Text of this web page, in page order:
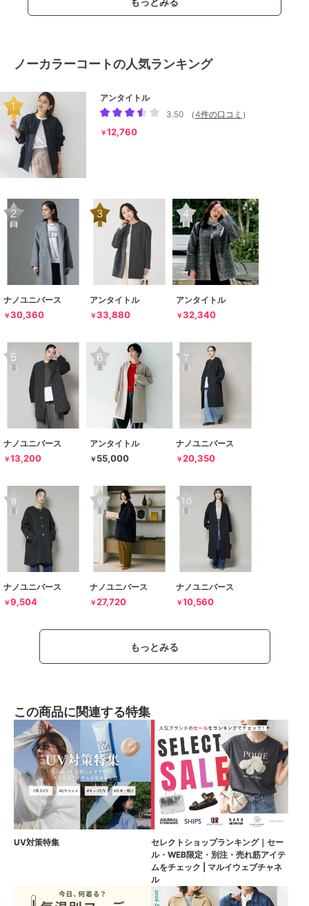
ノーカラーコートの人気ランキング
アンタイトル
3.50
（4件の口コミ ）
￥12,760
ナノユニバース
￥30,360
アンタイトル
￥33,880
アンタイトル
￥32,340
ナノユニバース
￥13,200
アンタイトル
￥ 55,000
ナノユニバース
￥20,350
ナノユニバース
￥9,504
ナノユニバース
￥27,720
ナノユニバース
￥10,560
もっとみる
この商品に関連する特集
UV対策特集
セレクトショップランキング｜セー
ル・WEB限定・別注・売れ筋アイテ
ムをチェック | マルイウェブチャネ
ル